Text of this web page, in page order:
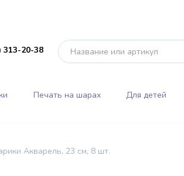
313-20-38
Печать на шарах Для детей
Акварель, 23 см, 8 шт.